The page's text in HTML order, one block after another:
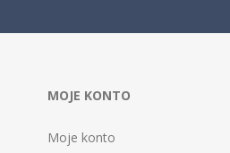
MOJE KONTO
Moje konto